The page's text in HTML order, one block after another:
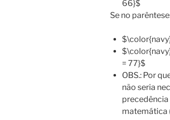
66}$
Se no
= 77}$
OBS.: Por
não seria
precedência
matemática